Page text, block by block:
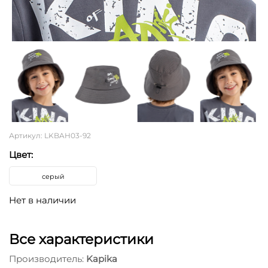
Артикул: LKBAH03-92
Цвет:
серый
Нет в наличии
Все характеристики
Производитель: Kapika